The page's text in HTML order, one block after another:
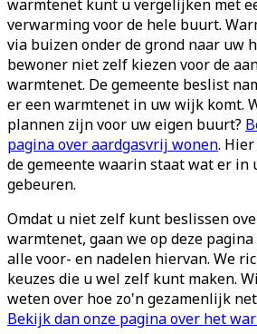
warmtenet kunt u vergelijken met
verwarming voor de hele buurt.
via buizen onder de grond naar uw
bewoner niet zelf kiezen voor de
warmtenet. De gemeente beslist
er een warmtenet in uw wijk komt.
plannen zijn voor uw eigen buurt?
pagina over aardgasvrij wonen.
de gemeente waarin staat wat er in
gebeuren.
Omdat u niet zelf kunt beslissen
warmtenet, gaan we op deze
alle voor- en nadelen hiervan. We
keuzes die u wel zelf kunt maken.
weten over hoe zo'n gezamenlijk
Bekijk dan onze pagina over het